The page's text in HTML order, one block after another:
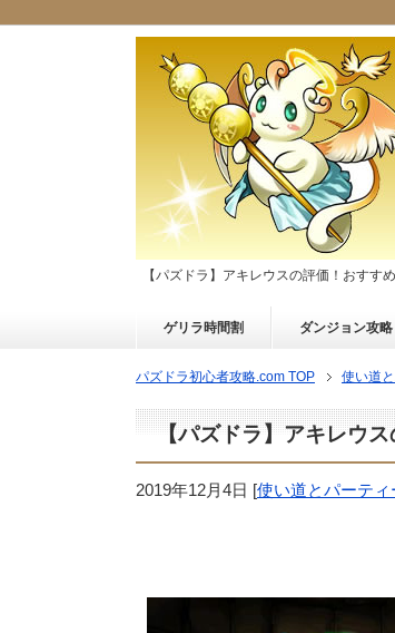
【パズドラ】アキレウスの評価！おすす
ゲリラ時間割 ダンジョン攻略
パズドラ初心者攻略.com TOP 使い道
【パズドラ】アキレウ
2019年12月4日 [使い道とパーティ